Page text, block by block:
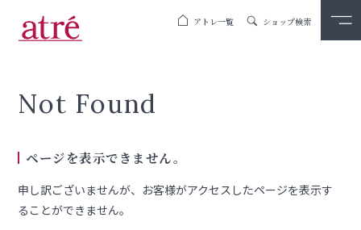
アトレ一覧 ショップ検索
Not Found
ページを表示できません。
申し訳ございませんが、お客様がアクセスしたページを表示す
ることができません。